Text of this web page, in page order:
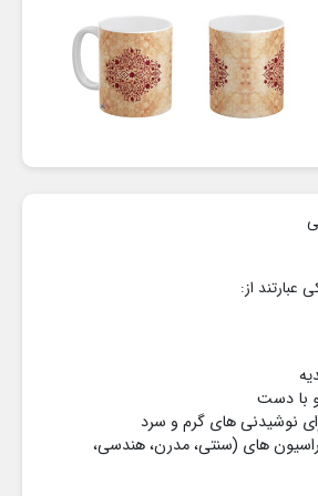
از:
با دست
نوشیدنی های گرم و سرد
های (سنتی، مدرن، هندسی،